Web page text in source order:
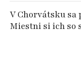
V Chorvátsku
Miestni si ich so